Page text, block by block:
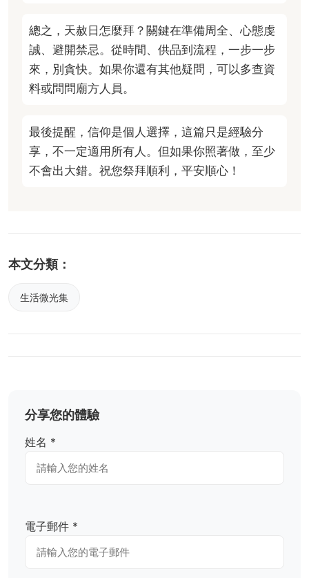
總之，天赦日怎麼拜？關鍵在準備周全、心態虔
誠、避開禁忌。從時間、供品到流程，一步一步
來，別貪快。如果你還有其他疑問，可以多查資
料或問問廟方人員。
最後提醒，信仰是個人選擇，這篇只是經驗分
享，不一定適用所有人。但如果你照著做，至少
不會出大錯。祝您祭拜順利，平安順心！
本文分類：
生活微光集
分享您的體驗
姓名 *
電子郵件 *